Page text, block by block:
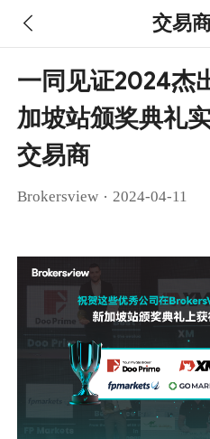
交易
一同见证2024杰
加坡站颁奖典礼
交易商
Brokersview · 2024-04-11